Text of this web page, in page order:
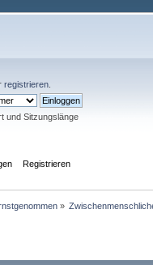
registrieren
und Sitzungslänge
Registrieren
»